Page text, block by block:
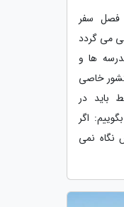
فصل سفر
می گردد
ها و
خاصی
باید در
اگر
نگاه نمی